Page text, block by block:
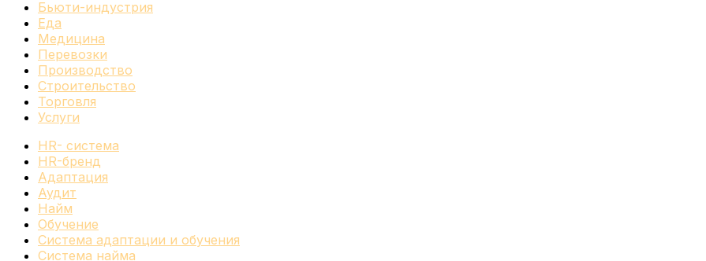
Бьюти-индустрия
Еда
Медицина
Перевозки
Производство
Строительство
Торговля
Услуги
HR- система
HR-бренд
Адаптация
Аудит
Найм
Обучение
Система адаптации и обучения
Система найма